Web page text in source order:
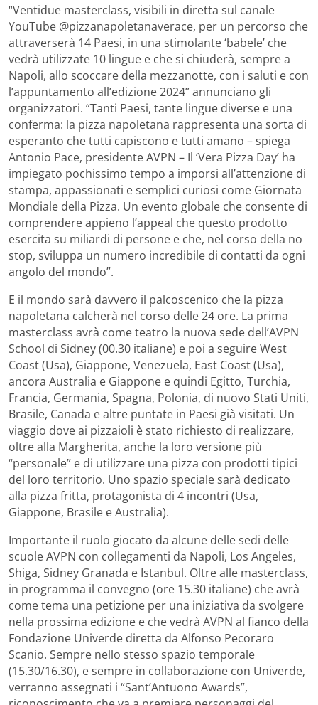
“Ventidue masterclass, visibili in diretta sul canale
YouTube @pizzanapoletanaverace, per un percorso che
attraverserà 14 Paesi, in una stimolante ‘babele’ che
vedrà utilizzate 10 lingue e che si chiuderà, sempre a
Napoli, allo scoccare della mezzanotte, con i saluti e con
l’appuntamento all’edizione 2024” annunciano gli
organizzatori. “Tanti Paesi, tante lingue diverse e una
conferma: la pizza napoletana rappresenta una sorta di
esperanto che tutti capiscono e tutti amano – spiega
Antonio Pace, presidente AVPN – Il ‘Vera Pizza Day’ ha
impiegato pochissimo tempo a imporsi all’attenzione di
stampa, appassionati e semplici curiosi come Giornata
Mondiale della Pizza. Un evento globale che consente di
comprendere appieno l’appeal che questo prodotto
esercita su miliardi di persone e che, nel corso della no
stop, sviluppa un numero incredibile di contatti da ogni
angolo del mondo”.
E il mondo sarà davvero il palcoscenico che la pizza
napoletana calcherà nel corso delle 24 ore. La prima
masterclass avrà come teatro la nuova sede dell’AVPN
School di Sidney (00.30 italiane) e poi a seguire West
Coast (Usa), Giappone, Venezuela, East Coast (Usa),
ancora Australia e Giappone e quindi Egitto, Turchia,
Francia, Germania, Spagna, Polonia, di nuovo Stati Uniti,
Brasile, Canada e altre puntate in Paesi già visitati. Un
viaggio dove ai pizzaioli è stato richiesto di realizzare,
oltre alla Margherita, anche la loro versione più
“personale” e di utilizzare una pizza con prodotti tipici
del loro territorio. Uno spazio speciale sarà dedicato
alla pizza fritta, protagonista di 4 incontri (Usa,
Giappone, Brasile e Australia).
Importante il ruolo giocato da alcune delle sedi delle
scuole AVPN con collegamenti da Napoli, Los Angeles,
Shiga, Sidney Granada e Istanbul. Oltre alle masterclass,
in programma il convegno (ore 15.30 italiane) che avrà
come tema una petizione per una iniziativa da svolgere
nella prossima edizione e che vedrà AVPN al fianco della
Fondazione Univerde diretta da Alfonso Pecoraro
Scanio. Sempre nello stesso spazio temporale
(15.30/16.30), e sempre in collaborazione con Univerde,
verranno assegnati i “Sant’Antuono Awards”,